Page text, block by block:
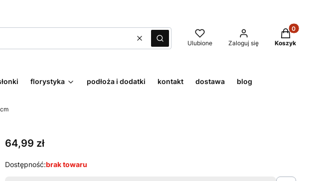
WyczyśćSzukaj Ulubione Zaloguj się
Produkty w
Koszyk
florystyka podłoża i dodatki kontakt dostawa blog
Cena
64,99 zł
Dostępność:brak towaru